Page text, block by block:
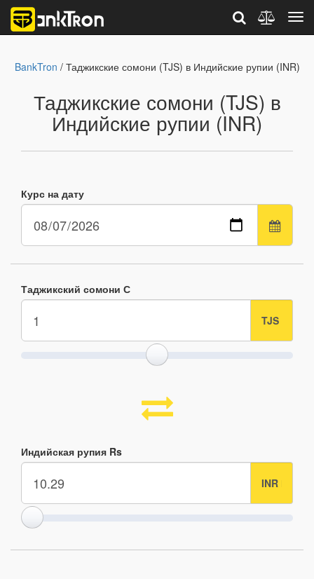
BankTron / Таджикские сомони (TJS) в Индийские рупии (INR)
Таджикские сомони (TJS) в
Индийские рупии (INR)
Курс на дату
Таджикский сомони С
Индийская рупия Rs